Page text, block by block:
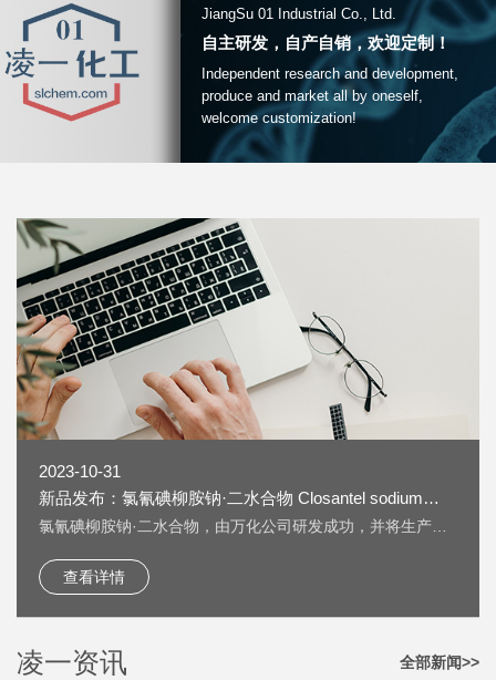
JiangSu 01 Industrial Co., Ltd.
自主研发，自产自销，欢迎定制！
Independent research and development,
produce and market all by oneself,
welcome customization!
2023-10-31
新品发布：氯氰碘柳胺钠·二水合物 Closantel sodium
dihydrate [61438-64-0] 上线
氯氰碘柳胺钠·二水合物，由万化公司研发成功，并将生产技
sodium dihydrate [61438-64-0] 又名：克罗散泰钠，是一种
兽药，用作抗寄生虫药物。 按照《欧洲药典》检测，纯度
查看详情
凌一资讯 全部新闻>>